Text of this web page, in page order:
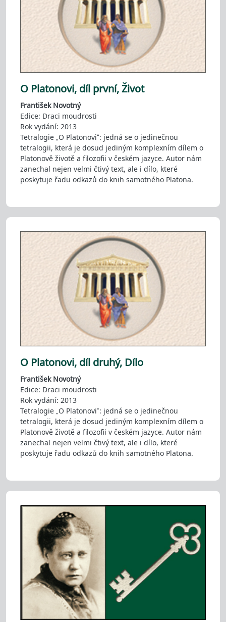
O Platonovi, díl první, Život
František Novotný
Edice: Draci moudrosti
Rok vydání: 2013
Tetralogie „O Platonovi“: jedná se o jedinečnou
tetralogii, která je dosud jediným komplexním dílem o
Platonově životě a filozofii v českém jazyce. Autor nám
zanechal nejen velmi čtivý text, ale i dílo, které
poskytuje řadu odkazů do knih samotného Platona.
O Platonovi, díl druhý, Dílo
František Novotný
Edice: Draci moudrosti
Rok vydání: 2013
Tetralogie „O Platonovi“: jedná se o jedinečnou
tetralogii, která je dosud jediným komplexním dílem o
Platonově životě a filozofii v českém jazyce. Autor nám
zanechal nejen velmi čtivý text, ale i dílo, které
poskytuje řadu odkazů do knih samotného Platona.